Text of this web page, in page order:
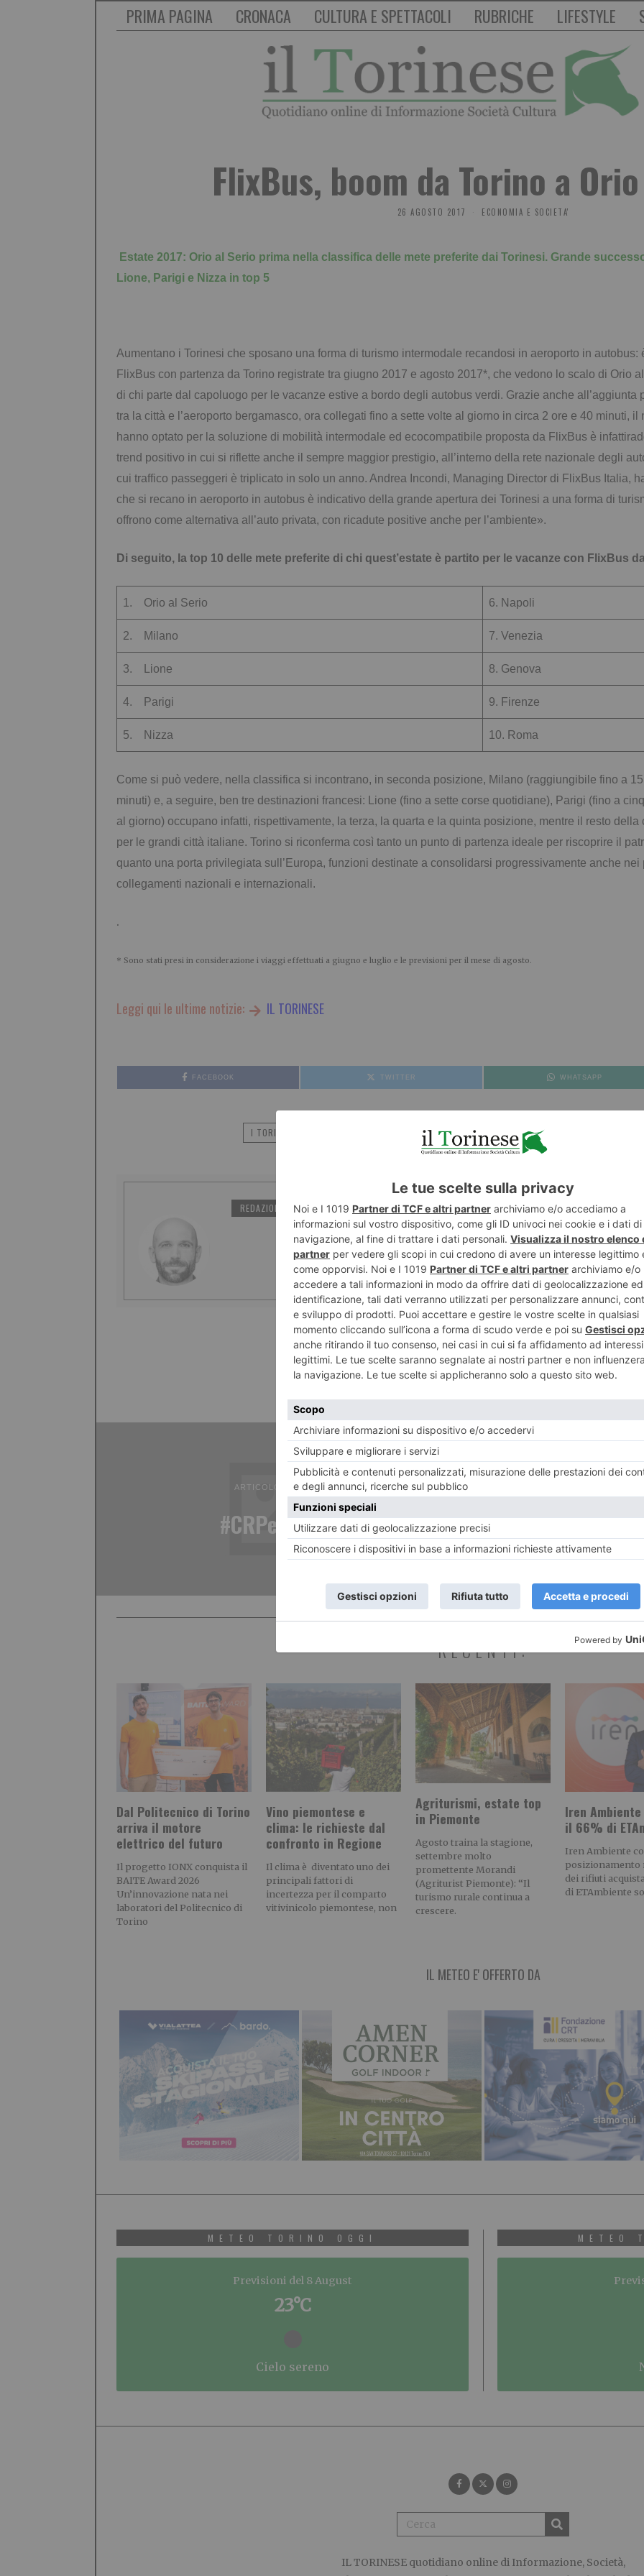
PRIMA PAGINA CRONACA CULTURA E SPETTACOLI RUBRICHE LIFESTYLE
FlixBus, boom da Torino a
26 AGOSTO 2017 ECONOMIA E SOCIETA'
Estate 2017: Orio al Serio prima nella classifica delle mete preferite dai Torinesi. Grande
Lione, Parigi e Nizza in top 5
Aumentano i Torinesi che sposano una forma di turismo intermodale recandosi in aeroporto in
FlixBus con partenza da Torino registrate tra giugno 2017 e agosto 2017*, che vedono lo scalo di Orio
di chi parte dal capoluogo per le vacanze estive a bordo degli autobus verdi. Grazie anche
tra la città e l’aeroporto bergamasco, ora collegati fino a sette volte al giorno in circa 2 ore e 40 minuti, il
hanno optato per la soluzione di mobilità intermodale ed ecocompatibile proposta da FlixBus è
trend positivo in cui si riflette anche il sempre maggior prestigio, all’interno della rete nazionale degli
cui traffico passeggeri è triplicato in solo un anno. Andrea Incondi, Managing Director di FlixBus Italia,
che si recano in aeroporto in autobus è indicativo della grande apertura dei Torinesi a una forma di
offrono come alternativa all’auto privata, con ricadute positive anche per l’ambiente».
Di seguito, la top 10 delle mete preferite di chi quest’estate è partito per le vacanze con FlixBus
1. Orio al Serio 6. Napoli
2. Milano 7. Venezia
3. Lione 8. Genova
4. Parigi 9. Firenze
5. Nizza 10. Roma
Come si può vedere, nella classifica si incontrano, in seconda posizione, Milano (raggiungibile fino a
minuti) e, a seguire, ben tre destinazioni francesi: Lione (fino a sette corse quotidiane), Parigi (fino a
al giorno) occupano infatti, rispettivamente, la terza, la quarta e la quinta posizione, mentre il resto
per le grandi città italiane. Torino si riconferma così tanto un punto di partenza ideale per riscoprire il
quanto una porta privilegiata sull’Europa, funzioni destinate a consolidarsi progressivamente anche
collegamenti nazionali e internazionali.
.
* Sono stati presi in considerazione i viaggi effettuati a giugno e luglio e le previsioni per il mese di agosto.
Leggi qui le ultime notizie: IL TORINESE
FACEBOOK TWITTER WHATSAPP
I TORINESI SCELGONO IL TURISMO RESPONSABILE. TRIPLICATE IN UN SOLO ANNO LE
REDAZIONE IL TORINESE POST RECENTI
ARTICOLO PRECEDENTE
#CRPerilsociale Elogio
RECENTI:
Dal Politecnico di Torino
arriva il motore
elettrico del futuro
Il progetto IONX conquista il
BAITE Award 2026
Un’innovazione nata nei
laboratori del Politecnico di
Torino
Vino piemontese e
clima: le richieste dal
confronto in Regione
Il clima è diventato uno dei
principali fattori di
incertezza per il comparto
vitivinicolo piemontese, non
Agriturismi, estate top
in Piemonte
Agosto traina la stagione,
settembre molto
promettente Morandi
(Agriturist Piemonte): “Il
turismo rurale continua a
crescere.
Iren
il 66% di
Iren Ambiente
posizionamento
dei rifiuti
di ETAmbiente
IL METEO E' OFFERTO DA
METEO TORINO OGGI
Previsioni del 8 August
23°C
cielo sereno
METEO
IL TORINESEquotidiano online di Informazione, Società,